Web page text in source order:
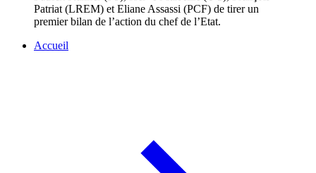
Patriat (LREM) et Eliane Assassi (PCF) de tirer un
premier bilan de l’action du chef de l’Etat.
Accueil